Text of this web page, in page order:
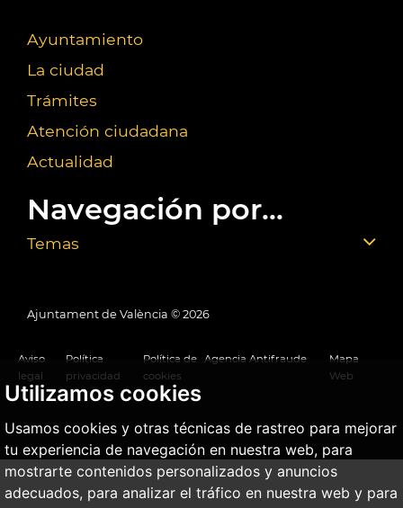
Utilizamos cookies
Usamos cookies y otras técnicas de rastreo para mejorar
tu experiencia de navegación en nuestra web, para
mostrarte contenidos personalizados y anuncios
adecuados, para analizar el tráfico en nuestra web y para
Ayuntamiento
La ciudad
Trámites
Atención ciudadana
Actualidad
Navegación por...
Temas
Ajuntament de València © 2026
Aviso
legal
Política
privacidad
Política de
cookies
Agencia Antifraude
Mapa
Web